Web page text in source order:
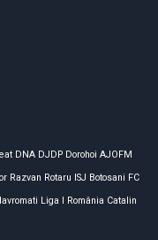
DNA DJDP Dorohoi AJOFM
Razvan Rotaru ISJ Botosani FC
Liga I România Catalin